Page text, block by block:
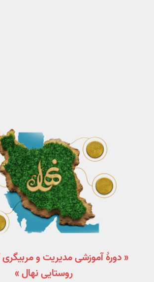
« دورۀ آموزشی مدیریت و
روستایی نهال »